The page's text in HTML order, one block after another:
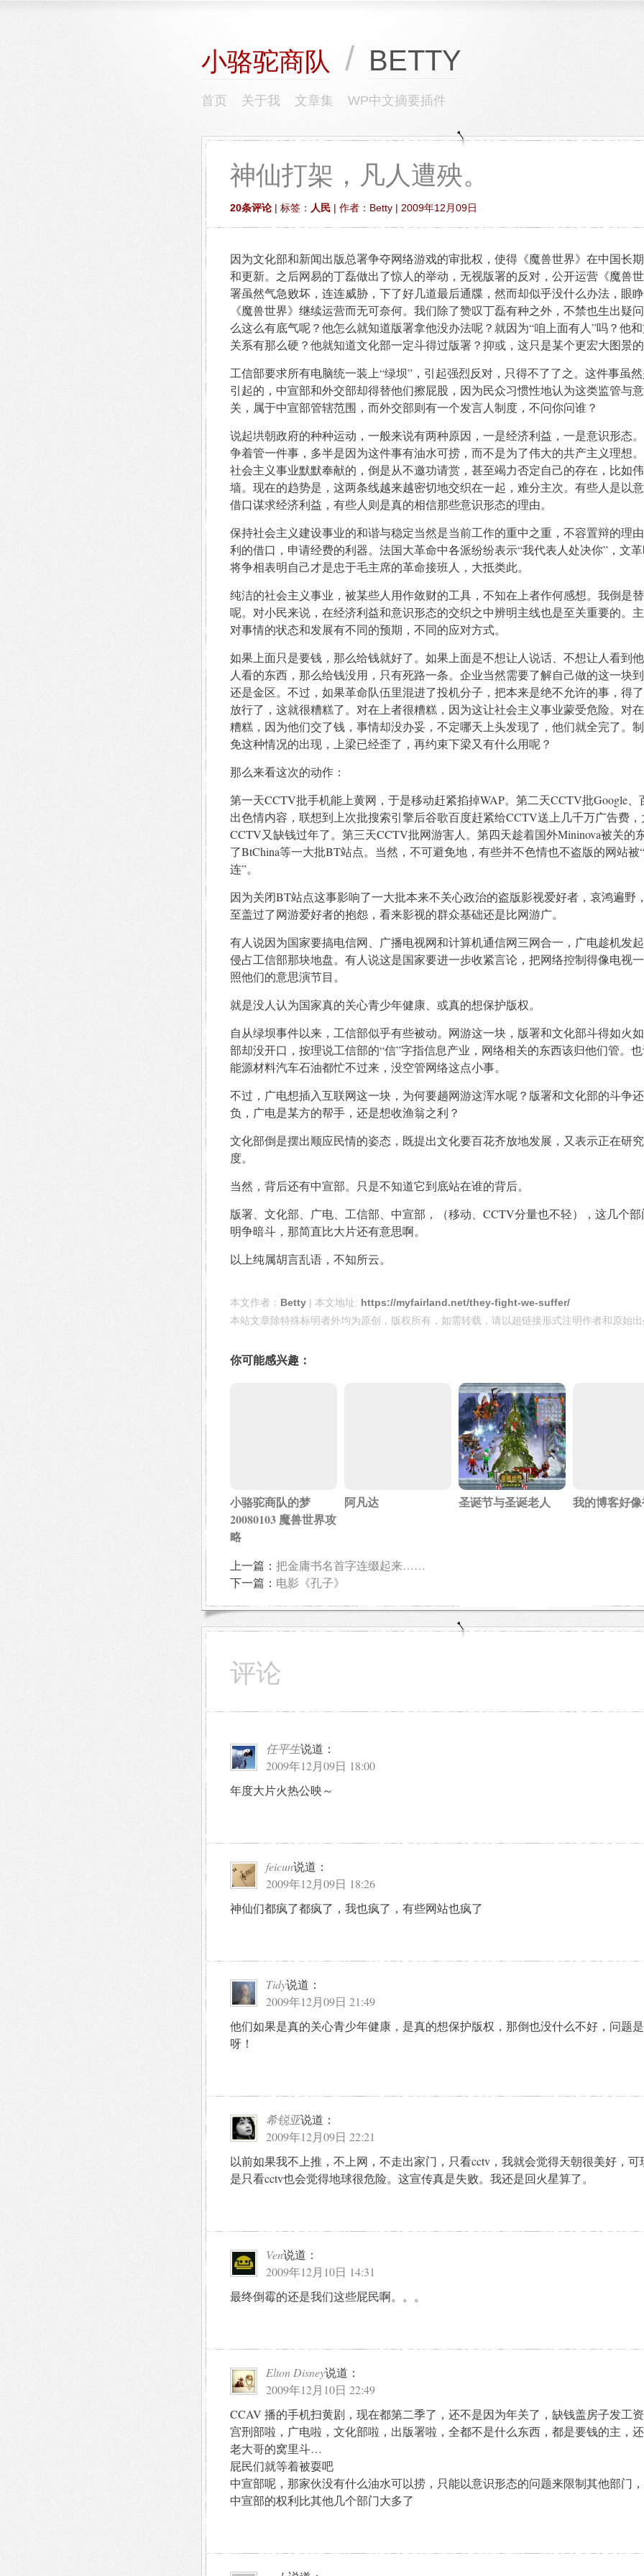
小骆驼商队 / BETTY
首页 关于我 文章集 WP中文摘要插件
神仙打架，凡人遭殃。
20条评论| 标签： 人民| 作者：Betty | 2009年12月09日
因为文化部和新闻出版总署争夺网络游戏的审批权，使得《魔兽世界》在中国长
和更新。之后网易的丁磊做出了惊人的举动，无视版署的反对，公开运营《魔兽
署虽然气急败坏，连连威胁，下了好几道最后通牒，然而却似乎没什么办法，眼
《魔兽世界》继续运营而无可奈何。我们除了赞叹丁磊有种之外，不禁也生出疑
么这么有底气呢？他怎么就知道版署拿他没办法呢？就因为“咱上面有人”吗？他
关系有那么硬？他就知道文化部一定斗得过版署？抑或，这只是某个更宏大图景
工信部要求所有电脑统一装上“绿坝”，引起强烈反对，只得不了了之。这件事虽
引起的，中宣部和外交部却得替他们擦屁股，因为民众习惯性地认为这类监管与
关，属于中宣部管辖范围，而外交部则有一个发言人制度，不问你问谁？
说起垬朝政府的种种运动，一般来说有两种原因，一是经济利益，一是意识形态
争着管一件事，多半是因为这件事有油水可捞，而不是为了伟大的共产主义理想
社会主义事业默默奉献的，倒是从不邀功请赏，甚至竭力否定自己的存在，比如
墙。现在的趋势是，这两条线越来越密切地交织在一起，难分主次。有些人是以
借口谋求经济利益，有些人则是真的相信那些意识形态的理由。
保持社会主义建设事业的和谐与稳定当然是当前工作的重中之重，不容置辩的理
利的借口，申请经费的利器。法国大革命中各派纷纷表示“我代表人处决你”，文
将争相表明自己才是忠于毛主席的革命接班人，大抵类此。
纯洁的社会主义事业，被某些人用作敛财的工具，不知在上者作何感想。我倒是
呢。对小民来说，在经济利益和意识形态的交织之中辨明主线也是至关重要的。
对事情的状态和发展有不同的预期，不同的应对方式。
如果上面只是要钱，那么给钱就好了。如果上面是不想让人说话、不想让人看到
人看的东西，那么给钱没用，只有死路一条。企业当然需要了解自己做的这一块
还是金区。不过，如果革命队伍里混进了投机分子，把本来是绝不允许的事，得
放行了，这就很糟糕了。对在上者很糟糕，因为这让社会主义事业蒙受危险。对
糟糕，因为他们交了钱，事情却没办妥，不定哪天上头发现了，他们就全完了。
免这种情况的出现，上梁已经歪了，再约束下梁又有什么用呢？
那么来看这次的动作：
第一天CCTV批手机能上黄网，于是移动赶紧掐掉WAP。第二天CCTV批Google、
出色情内容，联想到上次批搜索引擎后谷歌百度赶紧给CCTV送上几千万广告费
CCTV又缺钱过年了。第三天CCTV批网游害人。第四天趁着国外Mininova被关的
了BtChina等一大批BT站点。当然，不可避免地，有些并不色情也不盗版的网站被
连”。
因为关闭BT站点这事影响了一大批本来不关心政治的盗版影视爱好者，哀鸿遍野
至盖过了网游爱好者的抱怨，看来影视的群众基础还是比网游广。
有人说因为国家要搞电信网、广播电视网和计算机通信网三网合一，广电趁机发
侵占工信部那块地盘。有人说这是国家要进一步收紧言论，把网络控制得像电视
照他们的意思演节目。
就是没人认为国家真的关心青少年健康、或真的想保护版权。
自从绿坝事件以来，工信部似乎有些被动。网游这一块，版署和文化部斗得如火
部却没开口，按理说工信部的“信”字指信息产业，网络相关的东西该归他们管。
能源材料汽车石油都忙不过来，没空管网络这点小事。
不过，广电想插入互联网这一块，为何要趟网游这浑水呢？版署和文化部的斗争
负，广电是某方的帮手，还是想收渔翁之利？
文化部倒是摆出顺应民情的姿态，既提出文化要百花齐放地发展，又表示正在研
度。
当然，背后还有中宣部。只是不知道它到底站在谁的背后。
版署、文化部、广电、工信部、中宣部，（移动、CCTV分量也不轻），这几个
明争暗斗，那简直比大片还有意思啊。
以上纯属胡言乱语，不知所云。
本文作者： Betty| 本文地址: https://myfairland.net/they-fight-we-suffer/
本站文章除特殊标明者外均为原创，版权所有，如需转载，请以超链接形式注明作者和原始
你可能感兴趣：
小骆驼商队的梦
20080103 魔兽世界攻
略
阿凡达 圣诞节与圣诞老人 我的博客好
上一篇： 把金庸书名首字连缀起来……
下一篇： 电影《孔子》
评论
任平生说道：
2009年12月09日 18:00
年度大片火热公映～
feicun说道：
2009年12月09日 18:26
神仙们都疯了都疯了，我也疯了，有些网站也疯了
Tidy说道：
2009年12月09日 21:49
他们如果是真的关心青少年健康，是真的想保护版权，那倒也没什么不好，问题
呀！
希锐亚说道：
2009年12月09日 22:21
以前如果我不上推，不上网，不走出家门，只看cctv，我就会觉得天朝很美好，可
是只看cctv也会觉得地球很危险。这宣传真是失败。我还是回火星算了。
Ven说道：
2009年12月10日 14:31
最终倒霉的还是我们这些屁民啊。。。
Elton Disney说道：
2009年12月10日 22:49
CCAV 播的手机扫黄剧，现在都第二季了，还不是因为年关了，缺钱盖房子发工
宫刑部啦，广电啦，文化部啦，出版署啦，全都不是什么东西，都是要钱的主，
老大哥的窝里斗…
屁民们就等着被耍吧
中宣部呢，那家伙没有什么油水可以捞，只能以意识形态的问题来限制其他部门
中宣部的权利比其他几个部门大多了